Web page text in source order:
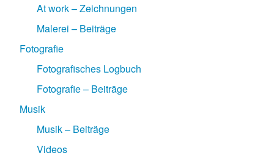
At work – Zeichnungen
Malerei – Beiträge
Fotografie
Fotografisches Logbuch
Fotografie – Beiträge
Musik
Musik – Beiträge
Videos